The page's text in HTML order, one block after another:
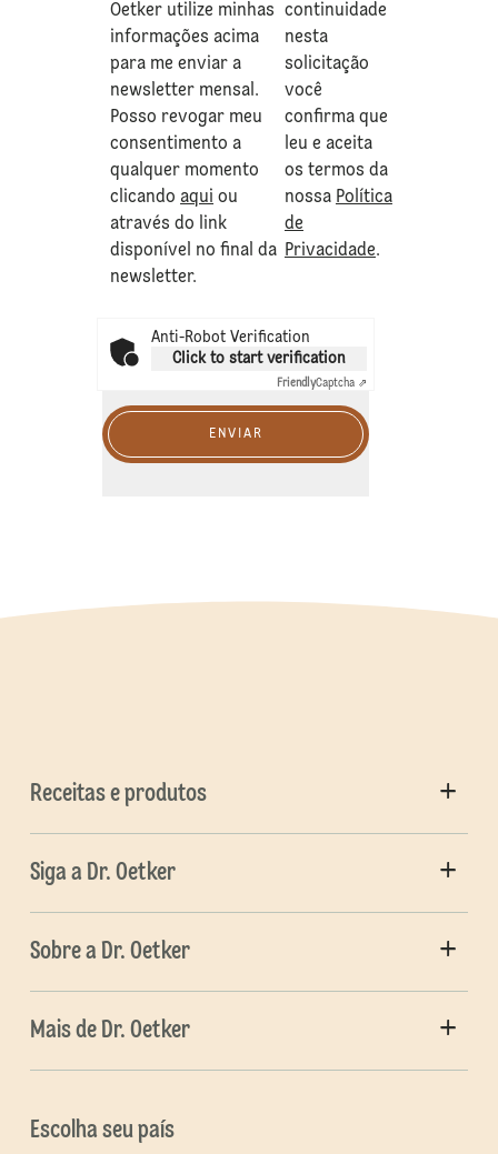
Oetker utilize minhas
informações acima
para me enviar a
newsletter mensal.
Posso revogar meu
consentimento a
qualquer momento
clicando aqui ou
através do link
disponível no final da
newsletter.
continuidade
nesta
solicitação
você
confirma que
leu e aceita
os termos da
nossa Política
de
Privacidade.
Anti-Robot Verification
Click to start verification
FriendlyCaptcha ⇗
ENVIAR
Receitas e produtos
Siga a Dr. Oetker
Sobre a Dr. Oetker
Mais de Dr. Oetker
Escolha seu país